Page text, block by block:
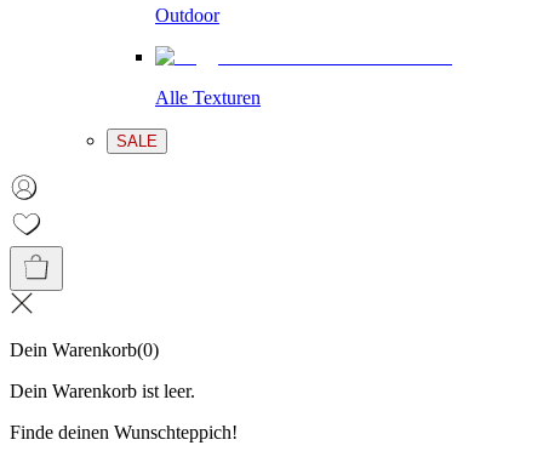
Outdoor
Alle Texturen
SALE
Dein Warenkorb(0)
Dein Warenkorb ist leer.
Finde deinen Wunschteppich!